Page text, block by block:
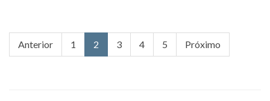
Anterior 1 2 3 4 5 Próximo